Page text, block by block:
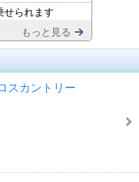
せられます
もっと見る
スカントリー